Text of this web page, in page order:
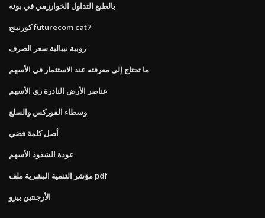
بالطبع التداول الخوارزمي في بونه
كورنينج futurecom cat7
روبية نيبالية سعر الصرف
ما تحتاج إلى معرفته عند الاستثمار في الأسهم
عناصر الأرض النادرة ري الأسهم
وسطاء الفوركس والسلع
أصل كلمة فضي
عودة الشذوذ الأسهم
مؤشر التنمية البشرية ملف pdf
الأرجنتين بيزو